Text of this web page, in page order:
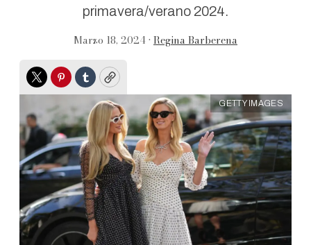
primavera/verano 2024.
Marzo 18, 2024 • Regina Barberena
TwitterPinterest
TumblrCopy
GETTY IMAGES